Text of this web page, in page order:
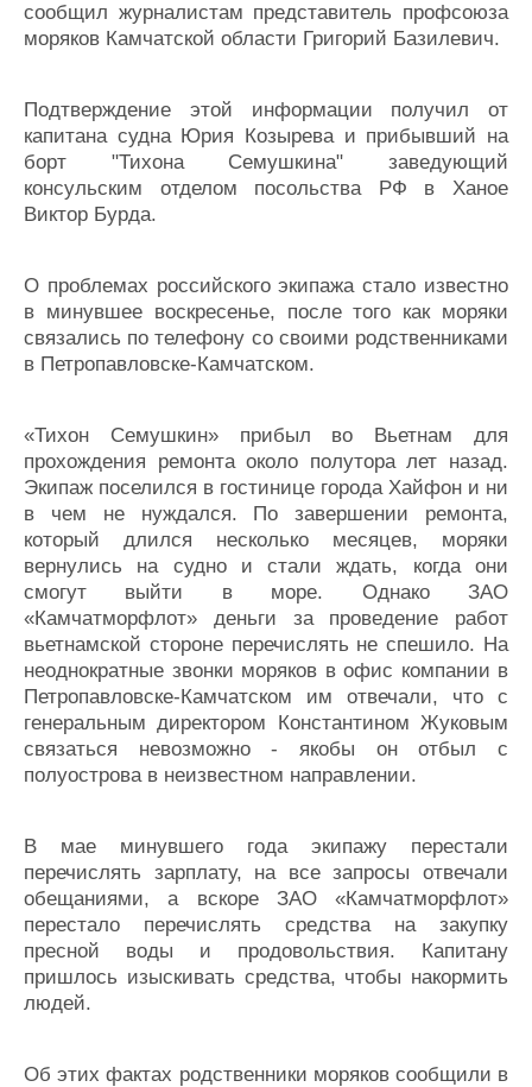
сообщил журналистам представитель профсоюза
моряков Камчатской области Григорий Базилевич.
Подтверждение этой информации получил от
капитана судна Юрия Козырева и прибывший на
борт "Тихона Семушкина" заведующий
консульским отделом посольства РФ в Ханое
Виктор Бурда.
О проблемах российского экипажа стало известно
в минувшее воскресенье, после того как моряки
связались по телефону со своими родственниками
в Петропавловске-Камчатском.
«Тихон Семушкин» прибыл во Вьетнам для
прохождения ремонта около полутора лет назад.
Экипаж поселился в гостинице города Хайфон и ни
в чем не нуждался. По завершении ремонта,
который длился несколько месяцев, моряки
вернулись на судно и стали ждать, когда они
смогут выйти в море. Однако ЗАО
«Камчатморфлот» деньги за проведение работ
вьетнамской стороне перечислять не спешило. На
неоднократные звонки моряков в офис компании в
Петропавловске-Камчатском им отвечали, что с
генеральным директором Константином Жуковым
связаться невозможно - якобы он отбыл с
полуострова в неизвестном направлении.
В мае минувшего года экипажу перестали
перечислять зарплату, на все запросы отвечали
обещаниями, а вскоре ЗАО «Камчатморфлот»
перестало перечислять средства на закупку
пресной воды и продовольствия. Капитану
пришлось изыскивать средства, чтобы накормить
людей.
Об этих фактах родственники моряков сообщили в